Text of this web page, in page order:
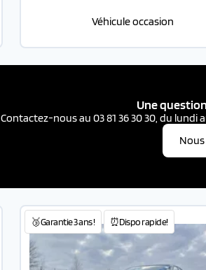
Véhicule occasion
Une
Contactez-nous au 03 81 36 30 30, du lundi
🥉Garantie 3 ans ! ⏰Dispo rapide!